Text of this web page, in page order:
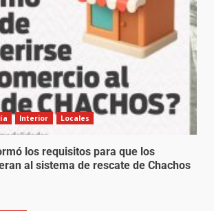
Interior Locales
los requisitos para que los
al sistema de rescate de Chachos